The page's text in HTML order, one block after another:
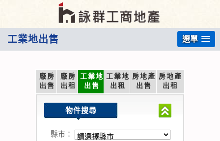
工業地出售 選單
廠房
出售
廠房
出租
工業地
出售
工業地
出租
房地產
出售
房地產
出租
物件搜尋
縣市：